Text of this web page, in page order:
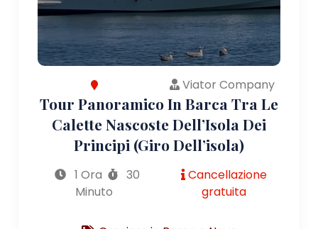
Viator Company
Tour Panoramico In Barca Tra Le
Calette Nascoste Dell’Isola Dei
Principi (giro Dell’isola)
1 Ora
30
Minuto
Cancellazione
gratuita